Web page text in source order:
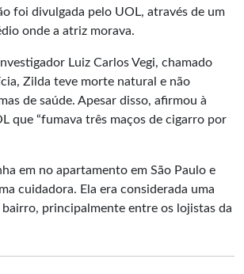
foi divulgada pelo UOL, através de um
onde a atriz morava.
Luiz Carlos Vegi, chamado
Zilda teve morte natural e não
de saúde. Apesar disso, afirmou à
que “fumava três maços de cigarro por
em no apartamento em São Paulo e
cuidadora. Ela era considerada uma
bairro, principalmente entre os lojistas da